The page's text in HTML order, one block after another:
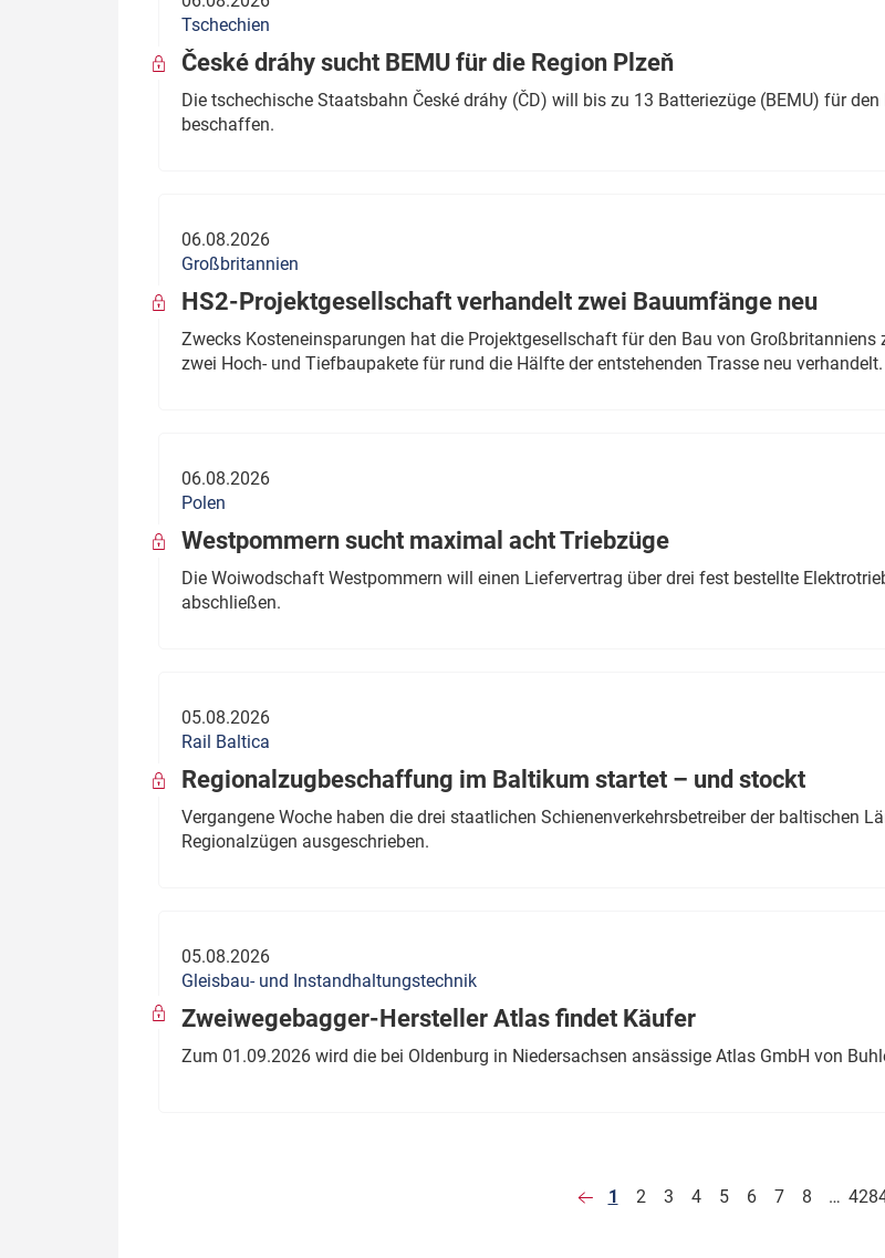
Tschechien
České dráhy sucht BEMU für die Region Plzeň
Die tschechische Staatsbahn České dráhy (ČD) will bis zu 13 Batteriezüge (BEMU) für
beschaffen.
06.08.2026
Großbritannien
HS2-Projektgesellschaft verhandelt zwei Bauumfänge neu
Zwecks Kosteneinsparungen hat die Projektgesellschaft für den Bau von
zwei Hoch- und Tiefbaupakete für rund die Hälfte der entstehenden Trasse neu verhandelt.
06.08.2026
Polen
Westpommern sucht maximal acht Triebzüge
Die Woiwodschaft Westpommern will einen Liefervertrag über drei fest bestellte
abschließen.
05.08.2026
Rail Baltica
Regionalzugbeschaffung im Baltikum startet – und stockt
Vergangene Woche haben die drei staatlichen Schienenverkehrsbetreiber der baltischen
Regionalzügen ausgeschrieben.
05.08.2026
Gleisbau- und Instandhaltungstechnik
Zweiwegebagger-Hersteller Atlas findet Käufer
Zum 01.09.2026 wird die bei Oldenburg in Niedersachsen ansässige Atlas GmbH von
1 2 3 4 5 6 7 8 …